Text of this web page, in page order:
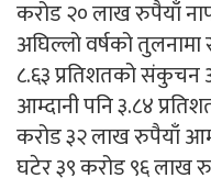
करोड २० लाख रुपैयाँ
अघिल्लो वर्षको तुलनामा
८.६३ प्रतिशतको
आम्दानी पनि ३.८४
करोड ३२ लाख रुपैयाँ
घटेर ३९ करोड ९६ लाख